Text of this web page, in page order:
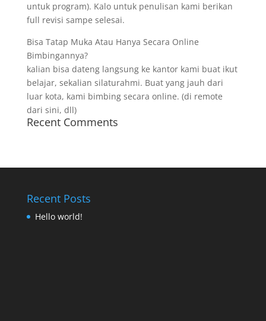
untuk program). Kalo untuk penulisan kami berikan
full revisi sampe selesai.
Bisa Tatap Muka Atau Hanya Secara Online
Bimbingannya?
kalian bisa dateng langsung ke kantor kami buat ikut
belajar, sekalian silaturahmi. Buat yang jauh dari
luar kota, kami bimbing secara online. (di remote
dari sini, dll)
Recent Comments
Recent Posts
Hello world!